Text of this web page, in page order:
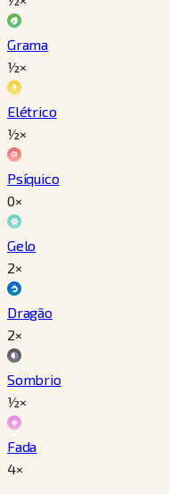
Grama
½×
Elétrico
½×
Psíquico
0×
Gelo
2×
Dragão
2×
Sombrio
½×
Fada
4×